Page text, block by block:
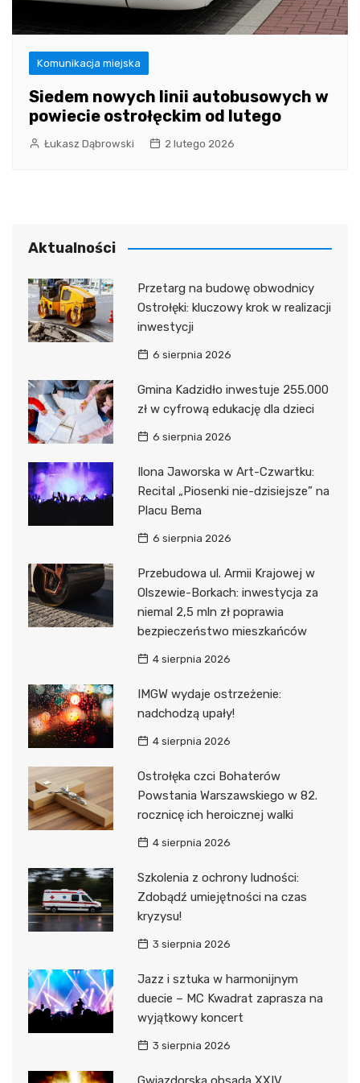
Komunikacja miejska
Siedem nowych linii autobusowych w
powiecie ostrołęckim od lutego
Łukasz Dąbrowski 2 lutego 2026
Aktualności
Przetarg na budowę obwodnicy
Ostrołęki: kluczowy krok w realizacji
inwestycji
6 sierpnia 2026
Gmina Kadzidło inwestuje 255.000
zł w cyfrową edukację dla dzieci
6 sierpnia 2026
Ilona Jaworska w Art-Czwartku:
Recital „Piosenki nie-dzisiejsze” na
Placu Bema
6 sierpnia 2026
Przebudowa ul. Armii Krajowej w
Olszewie-Borkach: inwestycja za
niemal 2,5 mln zł poprawia
bezpieczeństwo mieszkańców
4 sierpnia 2026
IMGW wydaje ostrzeżenie:
nadchodzą upały!
4 sierpnia 2026
Ostrołęka czci Bohaterów
Powstania Warszawskiego w 82.
rocznicę ich heroicznej walki
4 sierpnia 2026
Szkolenia z ochrony ludności:
Zdobądź umiejętności na czas
kryzysu!
3 sierpnia 2026
Jazz i sztuka w harmonijnym
duecie – MC Kwadrat zaprasza na
wyjątkowy koncert
3 sierpnia 2026